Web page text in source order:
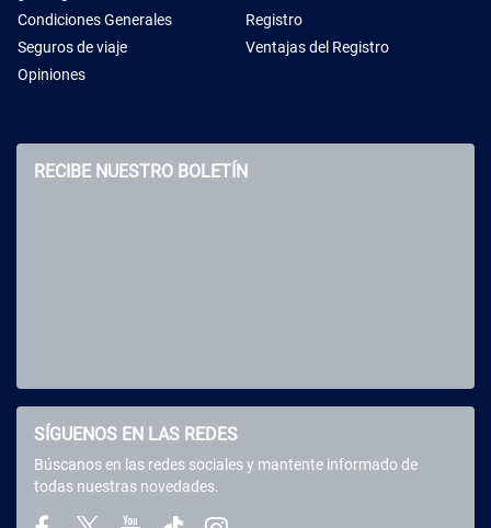
Condiciones Generales
Seguros de viaje
Opiniones
Registro
Ventajas del Registro
RECIBE NUESTRO BOLETÍN
SÍGUENOS EN LAS REDES
Búscanos en las redes sociales y mantente informado de
todas nuestras novedades.